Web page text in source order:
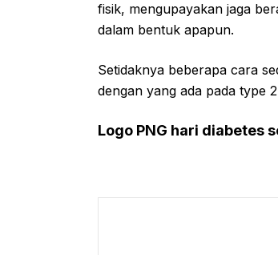
fisik, mengupayakan jaga
dalam bentuk apapun.
Setidaknya beberapa cara
dengan yang ada pada type
Logo PNG hari diabetes